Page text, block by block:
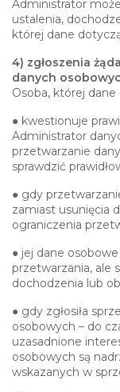
Administrator
ustalenia,
której dane
4) zgłoszenia
danych
Osoba, której
● kwestionuje
Administrator
przetwarzanie
sprawdzić
● gdy
zamiast usunięcia
ograniczenia
● jej dane
przetwarzania, ale
dochodzenia lub
● gdy zgłosiła
osobowych – do
uzasadnione
osobowych są
wskazanych w